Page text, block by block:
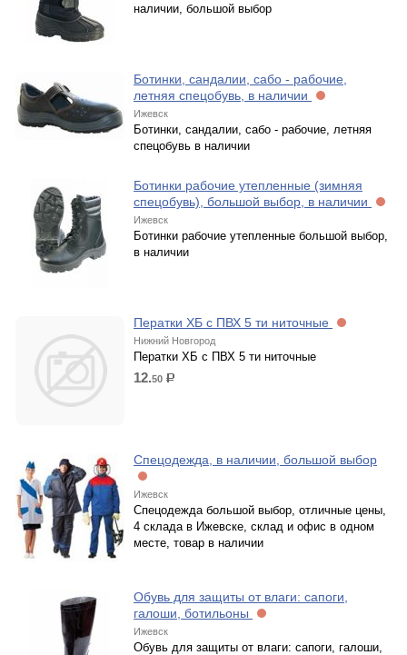
наличии, большой выбор
Ботинки, сандалии, сабо - рабочие,
летняя спецобувь, в наличии
Ижевск
Ботинки, сандалии, сабо - рабочие, летняя
спецобувь в наличии
Ботинки рабочие утепленные (зимняя
спецобувь), большой выбор, в наличии
Ижевск
Ботинки рабочие утепленные большой выбор,
в наличии
Ператки ХБ с ПВХ 5 ти ниточные
Нижний Новгород
Ператки ХБ с ПВХ 5 ти ниточные
12.50 р.
Спецодежда, в наличии, большой выбор
Ижевск
Спецодежда большой выбор, отличные цены,
4 склада в Ижевске, склад и офис в одном
месте, товар в наличии
Обувь для защиты от влаги: сапоги,
галоши, ботильоны
Ижевск
Обувь для защиты от влаги: сапоги, галоши,